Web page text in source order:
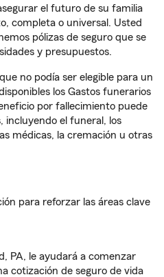
el futuro de su familia
completa o universal. Usted
pólizas de seguro que se
y presupuestos.
no podía ser elegible para un
los Gastos funerarios
por fallecimiento puede
incluyendo el funeral, los
médicas, la cremación u otras
para reforzar las áreas clave
PA, le ayudará a comenzar
cotización de seguro de vida